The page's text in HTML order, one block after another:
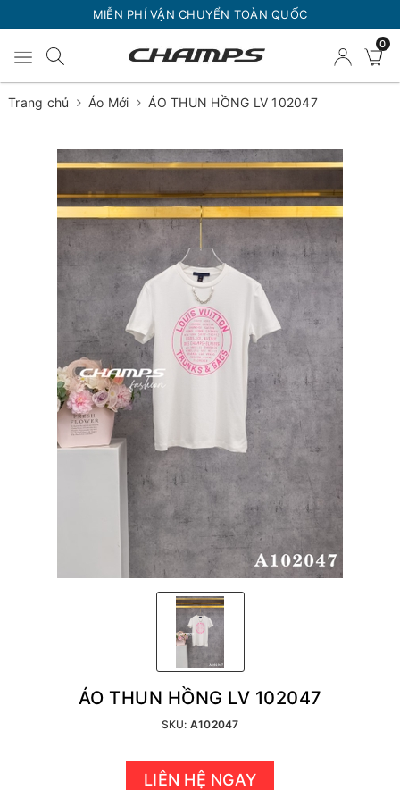
MIỄN PHÍ VẬN CHUYỂN TOÀN QUỐC
0
Trang chủ Áo Mới ÁO THUN HỒNG LV 102047
ÁO THUN HỒNG LV 102047
SKU: A102047
LIÊN HỆ NGAY